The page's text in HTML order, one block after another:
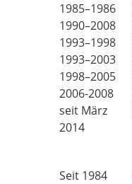
1985–1986
1990–2008
1993–1998
1993–2003
1998–2005
2006-2008
seit März
2014
Seit 1984